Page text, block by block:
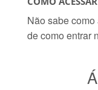
Não sabe
de como entrar